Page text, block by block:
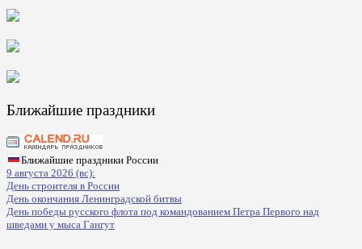
Ближайшие праздники
Ближайшие праздники России
9 августа 2026 (вс):
День строителя в России
День окончания Ленинградской битвы
День победы русского флота под командованием Петра Первого над
шведами у мыса Гангут